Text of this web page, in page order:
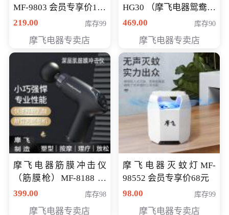
MF-9803 会员专享价138
元
219.00 库存99
摩飞电器专卖店
HG30 （摩飞电器鸳鸯锅
MF-HG30 ） 会员专享价
469.00 库存90
摩飞电器专卖店
摩飞电器筋膜冲击仪
（筋膜枪）MF-8188 会
员专享价268元
399.00 库存98
摩飞电器专卖店
摩飞电器灭蚊灯MF-
98552 会员专享价68元
98.00
库存99
摩飞电器专卖店